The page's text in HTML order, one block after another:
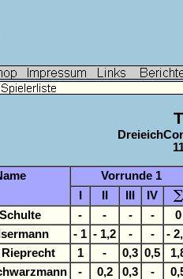
Vorrunde 1
IV
- - - - 0
- 1 - 1,2 - - -
Rieprecht 1 - 0,3 0,5
- 0,2 0,3 -